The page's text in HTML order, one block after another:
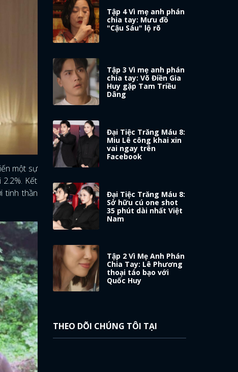
một sự
Kết
tinh thần
Tập 4 Vì mẹ anh phán
chia tay: Mưu đồ
"Cậu Sáu" lộ rõ
Tập 3 Vì mẹ anh phán
chia tay: Võ Điền Gia
Huy gặp Tam Triều
Dâng
Đại Tiệc Trăng Máu 8:
Miu Lê công khai xin
vai ngay trên
Facebook
Đại Tiệc Trăng Máu 8:
Sở hữu cú one shot
35 phút dài nhất Việt
Nam
Tập 2 Vì Mẹ Anh Phán
Chia Tay: Lê Phương
thoại táo bạo với
Quốc Huy
THEO DÕI CHÚNG TÔI TẠI